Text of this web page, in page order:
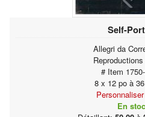
Self-
Allegri da
# Item
8 x 12 po à
En